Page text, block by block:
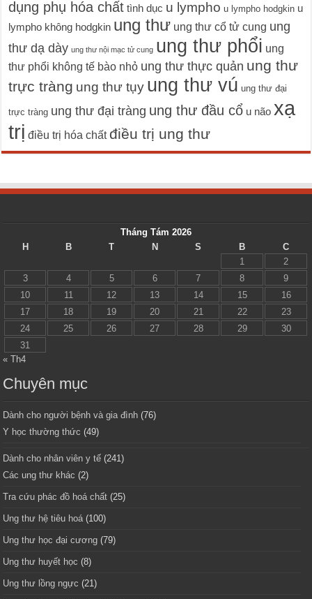
dụng phụ hóa chất tình dục u lympho u lympho hodgkin u
lympho không hodgkin ung thư ung thư cổ tử cung ung
thư dạ dày ung thư nội mạc tử cung ung thư phổi ung
thư phổi không tế bào nhỏ ung thư thực quản ung thư
trực tràng ung thư tụy ung thư vú ung thư đại
trực tràng ung thư đại tràng ung thư đầu cổ u não xạ
trị điều trị hóa chất điều trị ung thư
Tháng Tám 2026
H
B T N S B
C
1
2
3
4 5 6 7 8
9
10
11 12 13 14 15
16
17
18 19 20 21 22
23
24
25 26 27 28 29
30
31
« Th4
Chuyên mục
Dành cho người bệnh và gia đình (76)
Y học thường thức (49)
Dành cho nhân viên y tế (241)
Các ung thư khác (2)
Tra cứu phác đồ hoá chất (25)
Ung thư hệ tiêu hoá(100)
Ung thư học đại cương (79)
Ung thư huyết học (8)
Ung thư lồng ngực (21)